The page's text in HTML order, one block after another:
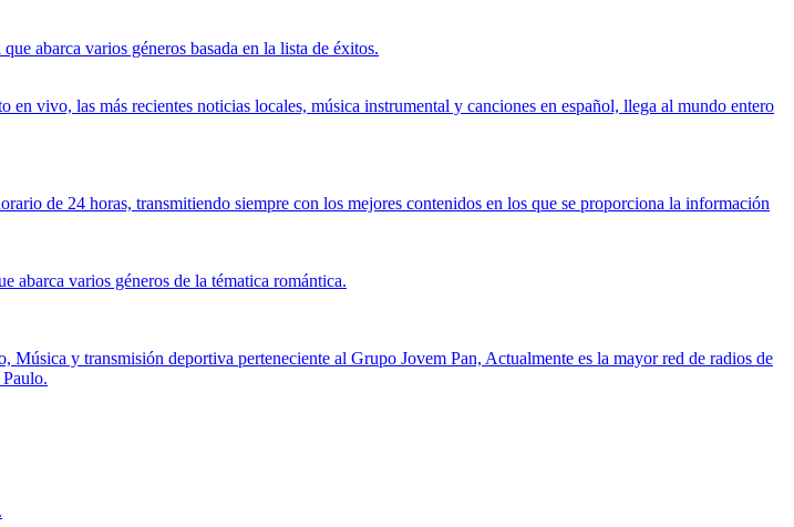
abarca varios géneros basada en la lista de éxitos.
vivo, las más recientes noticias locales, música instrumental y canciones en español, llega al mundo entero
de 24 horas, transmitiendo siempre con los mejores contenidos en los que se proporciona la información
abarca varios géneros de la tématica romántica.
Música y transmisión deportiva perteneciente al Grupo Jovem Pan, Actualmente es la mayor red de radios de